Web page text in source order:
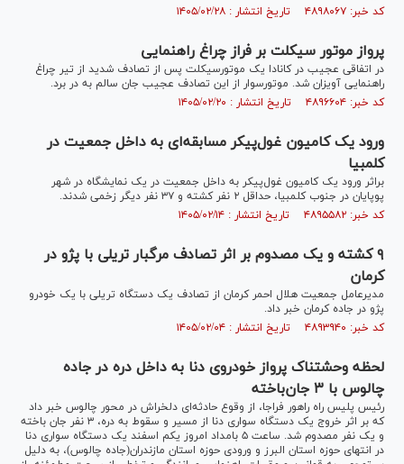
کد خبر: ۴۸۹۸۰۶۷ تاریخ انتشار : ۱۴۰۵/۰۲/۲۸
پرواز موتور سیکلت بر فراز چراغ راهنمایی
در اتفاقی عجیب در کانادا یک موتورسیکلت پس از تصادف شدید از تیر چراغ
راهنمایی آویزان شد. موتورسوار از این تصادف عجیب جان سالم به در برد.
کد خبر: ۴۸۹۶۶۰۴ تاریخ انتشار : ۱۴۰۵/۰۲/۲۰
ورود یک کامیون غول‌پیکر مسابقه‌ای به داخل جمعیت در
کلمبیا
براثر ورود یک کامیون غول‌پیکر به داخل جمعیت در یک نمایشگاه در شهر
پوپایان در جنوب کلمبیا، حداقل ۲ نفر کشته و ۳۷ نفر دیگر زخمی شدند.
کد خبر: ۴۸۹۵۵۸۲ تاریخ انتشار : ۱۴۰۵/۰۲/۱۴
۹ کشته و یک مصدوم بر اثر تصادف مرگبار تریلی با پژو در
کرمان
مدیرعامل جمعیت هلال احمر کرمان از تصادف یک دستگاه تریلی با یک خودرو
پژو در جاده کرمان خبر داد.
کد خبر: ۴۸۹۳۹۴۰ تاریخ انتشار : ۱۴۰۵/۰۲/۰۴
لحظه وحشتناک پرواز خودروی دنا به داخل دره در جاده
چالوس با ۳ جان‌باخته
‌رئیس پلیس راه راهور فراجا، از وقوع حادثه‌ای دلخراش در محور چالوس خبر داد
که بر اثر خروج یک دستگاه سواری دنا از مسیر و سقوط به دره، ۳ نفر جان باخته
و یک نفر مصدوم شد. ساعت ۵ بامداد امروز یکم اسفند یک دستگاه سواری دنا
در انتهای حوزه استان البرز و ورودی حوزه استان مازندران(جاده چالوس)، به دلیل